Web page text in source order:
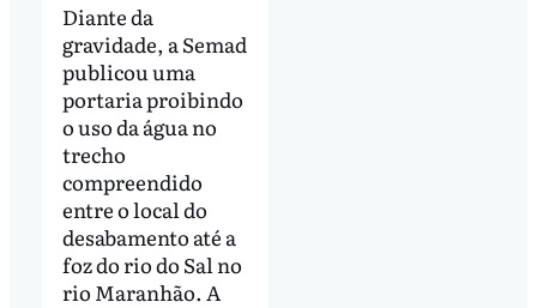
Diante da
gravidade, a Semad
publicou uma
portaria proibindo
o uso da água no
trecho
compreendido
entre o local do
desabamento até a
foz do rio do Sal no
rio Maranhão. A